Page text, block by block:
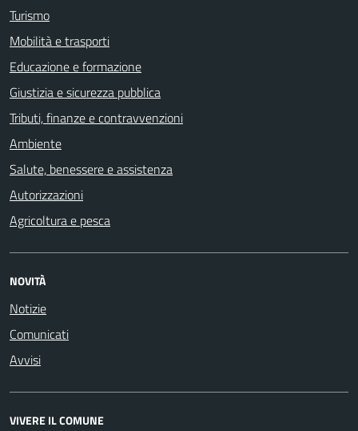
Turismo
Mobilità e trasporti
Educazione e formazione
Giustizia e sicurezza pubblica
Tributi, finanze e contravvenzioni
Ambiente
Salute, benessere e assistenza
Autorizzazioni
Agricoltura e pesca
NOVITÀ
Notizie
Comunicati
Avvisi
VIVERE IL COMUNE